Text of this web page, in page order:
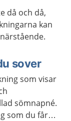
då och då,
kan
sover
som visar
sömnapné.
som du får